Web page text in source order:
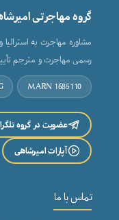
گروه مهاجرتی
مشاوره مهاجرت به
رسمی مهاجرت و مترجم
MARN 1685110
عضویت در گروه
آپارات امیرشاهی
تماس با ما